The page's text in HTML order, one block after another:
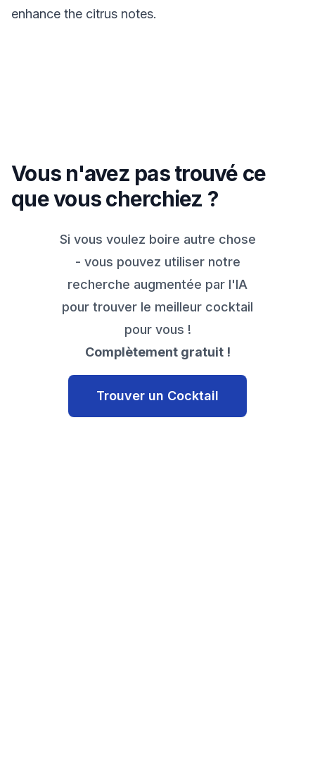
enhance the citrus notes.
Vous n'avez pas trouvé ce
que vous cherchiez ?
Si vous voulez boire autre chose
- vous pouvez utiliser notre
recherche augmentée par l'IA
pour trouver le meilleur cocktail
pour vous !
Complètement gratuit !
Trouver un Cocktail